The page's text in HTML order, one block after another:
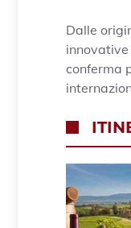
Dalle
conferma